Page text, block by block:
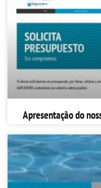
Apresentação do